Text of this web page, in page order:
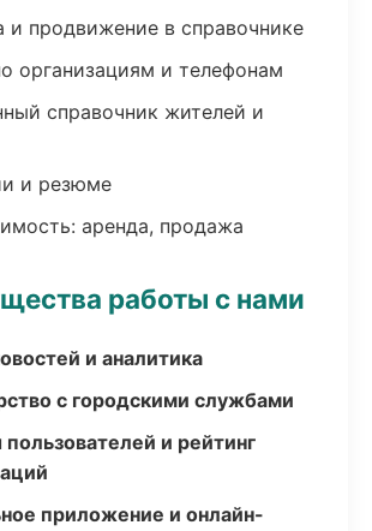
и продвижение в справочнике
организациям и телефонам
справочник жителей и
и резюме
аренда, продажа
работы с нами
и аналитика
с городскими службами
и рейтинг
приложение и онлайн-